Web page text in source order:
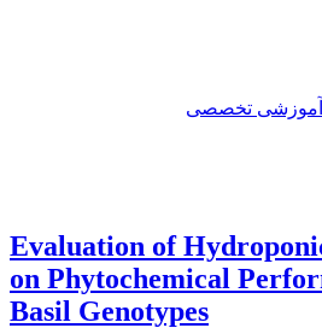
آموزشی تخصصی
Evaluation of
on Phytochemical
Basil Genotypes